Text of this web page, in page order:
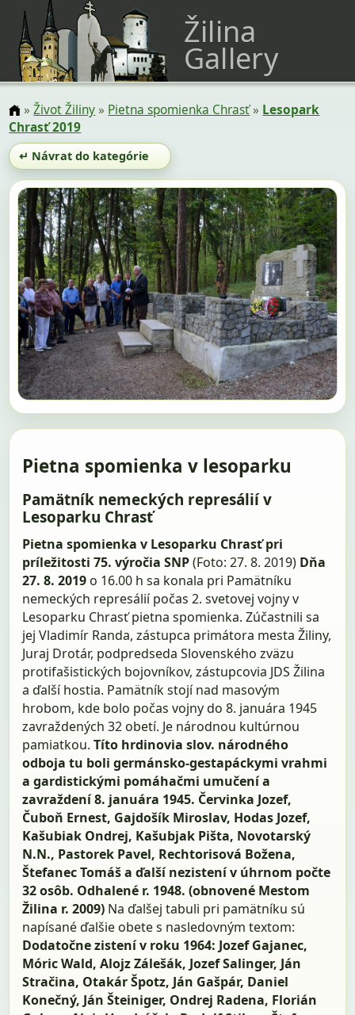
Žilina
Gallery
»Život Žiliny» Pietna spomienka Chrasť» Lesopark
Chrasť 2019
↵ Návrat do kategórie
Pietna spomienka v lesoparku
Pamätník nemeckých represálií v
Lesoparku Chrasť
Pietna spomienka v Lesoparku Chrasť pri
príležitosti 75. výročia SNP(Foto: 27. 8. 2019) Dňa
27. 8. 2019 o 16.00 h sa konala pri Pamätníku
nemeckých represálií počas 2. svetovej vojny v
Lesoparku Chrasť pietna spomienka. Zúčastnili sa
jej Vladimír Randa, zástupca primátora mesta Žiliny,
Juraj Drotár, podpredseda Slovenského zväzu
protifašistických bojovníkov, zástupcovia JDS Žilina
a ďalší hostia. Pamätník stojí nad masovým
hrobom, kde bolo počas vojny do 8. januára 1945
zavraždených 32 obetí. Je národnou kultúrnou
pamiatkou.Títo hrdinovia slov. národného
odboja tu boli germánsko-gestapáckymi vrahmi
a gardistickými pomáhačmi umučení a
zavraždení 8. januára 1945. Červinka Jozef,
Čuboň Ernest, Gajdošík Miroslav, Hodas Jozef,
Kašubiak Ondrej, Kašubjak Pišta, Novotarský
N.N., Pastorek Pavel, Rechtorisová Božena,
Štefanec Tomáš a ďalší nezistení v úhrnom počte
32 osôb. Odhalené r. 1948. (obnovené Mestom
Žilina r. 2009) Na ďalšej tabuli pri pamätníku sú
napísané ďalšie obete s nasledovným textom:
Dodatočne zistení v roku 1964: Jozef Gajanec,
Móric Wald, Alojz Zálešák, Jozef Salinger, Ján
Stračina, Otakár Špotz, Ján Gašpár, Daniel
Konečný, Ján Šteiniger, Ondrej Radena, Florián